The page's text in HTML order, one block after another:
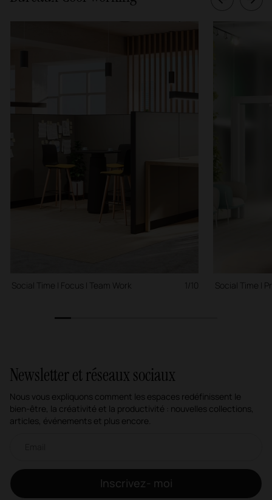
Social Time | Focus | Team Work 1/10 Social Time |
Newsletter et réseaux sociaux
Nous vous expliquons comment les espaces redéfinissent le
bien-être, la créativité et la productivité : nouvelles collections,
articles, événements et plus encore.
Inscrivez- moi